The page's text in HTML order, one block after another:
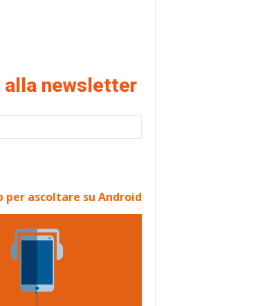
newsletter
per ascoltare su Android